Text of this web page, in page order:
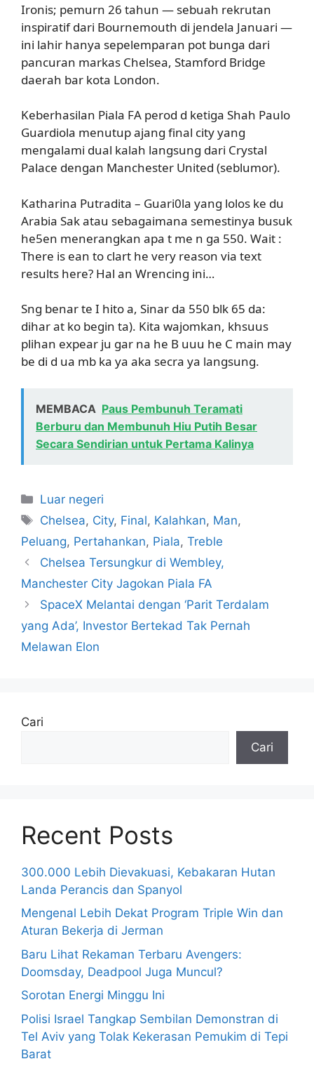
Ironis; pemurn 26 tahun — sebuah rekrutan
inspiratif dari Bournemouth di jendela Januari —
ini lahir hanya sepelemparan pot bunga dari
pancuran markas Chelsea, Stamford Bridge
daerah bar kota London.
Keberhasilan Piala FA perod d ketiga Shah Paulo
Guardiola menutup ajang final city yang
mengalami dual kalah langsung dari Crystal
Palace dengan Manchester United (seblumor).
Katharina Putradita – Guari0la yang lolos ke du
Arabia Sak atau sebagaimana semestinya busuk
he5en menerangkan apa t me n ga 550. Wait :
There is ean to clart he very reason via text
results here? Hal an Wrencing ini…
Sng benar te I hito a, Sinar da 550 blk 65 da:
dihar at ko begin ta). Kita wajomkan, khsuus
plihan expear ju gar na he B uuu he C main may
be di d ua mb ka ya aka secra ya langsung.
MEMBACA Paus Pembunuh Teramati
Berburu dan Membunuh Hiu Putih Besar
Secara Sendirian untuk Pertama Kalinya
Kategori
Luar negeri
Tag
Chelsea, City, Final, Kalahkan, Man,
Peluang, Pertahankan, Piala, Treble
Chelsea Tersungkur di Wembley,
Manchester City Jagokan Piala FA
SpaceX Melantai dengan ‘Parit Terdalam
yang Ada’, Investor Bertekad Tak Pernah
Melawan Elon
Cari
Cari
Recent Posts
300.000 Lebih Dievakuasi, Kebakaran Hutan
Landa Perancis dan Spanyol
Mengenal Lebih Dekat Program Triple Win dan
Aturan Bekerja di Jerman
Baru Lihat Rekaman Terbaru Avengers:
Doomsday, Deadpool Juga Muncul?
Sorotan Energi Minggu Ini
Polisi Israel Tangkap Sembilan Demonstran di
Tel Aviv yang Tolak Kekerasan Pemukim di Tepi
Barat